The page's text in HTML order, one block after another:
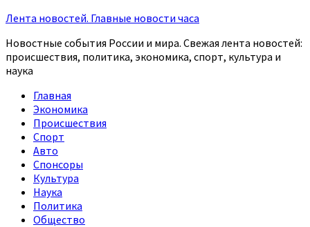
Лента новостей. Главные новости часа
Новостные события России и мира. Свежая лента новостей:
происшествия, политика, экономика, спорт, культура и
наука
Главная
Экономика
Происшествия
Спорт
Авто
Спонсоры
Культура
Наука
Политика
Общество